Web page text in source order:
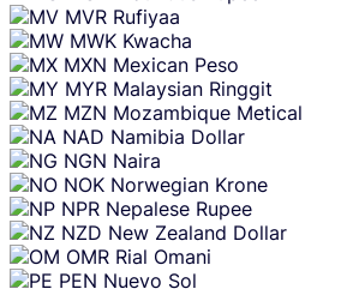
MVR Rufiyaa
MWK Kwacha
MXN Mexican Peso
MYR Malaysian Ringgit
MZN Mozambique Metical
NAD Namibia Dollar
NGN Naira
NOK Norwegian Krone
NPR Nepalese Rupee
NZD New Zealand Dollar
OMR Rial Omani
PEN Nuevo Sol